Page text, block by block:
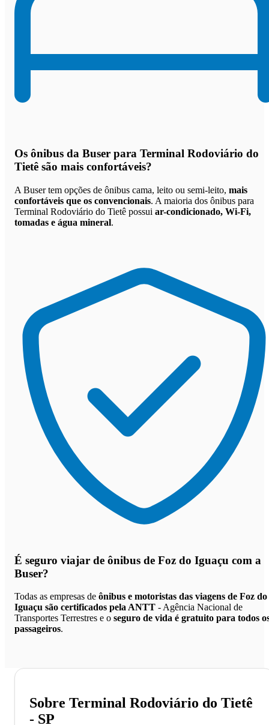
Os ônibus da Buser para Terminal Rodoviário do
Tietê são mais confortáveis?
A Buser tem opções de ônibus cama, leito ou semi-leito, mais
confortáveis que os convencionais. A maioria dos ônibus para
Terminal Rodoviário do Tietê possui ar-condicionado, Wi-Fi,
tomadas e água mineral.
É seguro viajar de ônibus de Foz do Iguaçu com a
Buser?
Todas as empresas de ônibus e motoristas das viagens de Foz do
Iguaçu são certificados pela ANTT - Agência Nacional de
Transportes Terrestres e o seguro de vida é gratuito para todos
passageiros.
Sobre Terminal Rodoviário do Tietê
- SP